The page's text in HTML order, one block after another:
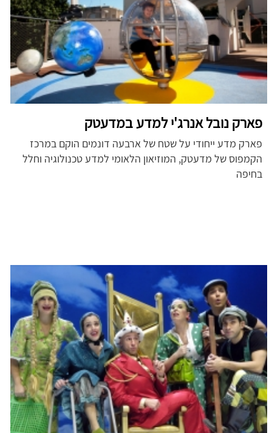
פארק נובל אנרג'י למדע במדעטק
פארק מדע ייחודי על שטח של ארבעה דונמים הוקם במרכז
הקמפוס של מדעטק, המוזיאון הלאומי למדע טכנולוגיה וחלל
בחיפה